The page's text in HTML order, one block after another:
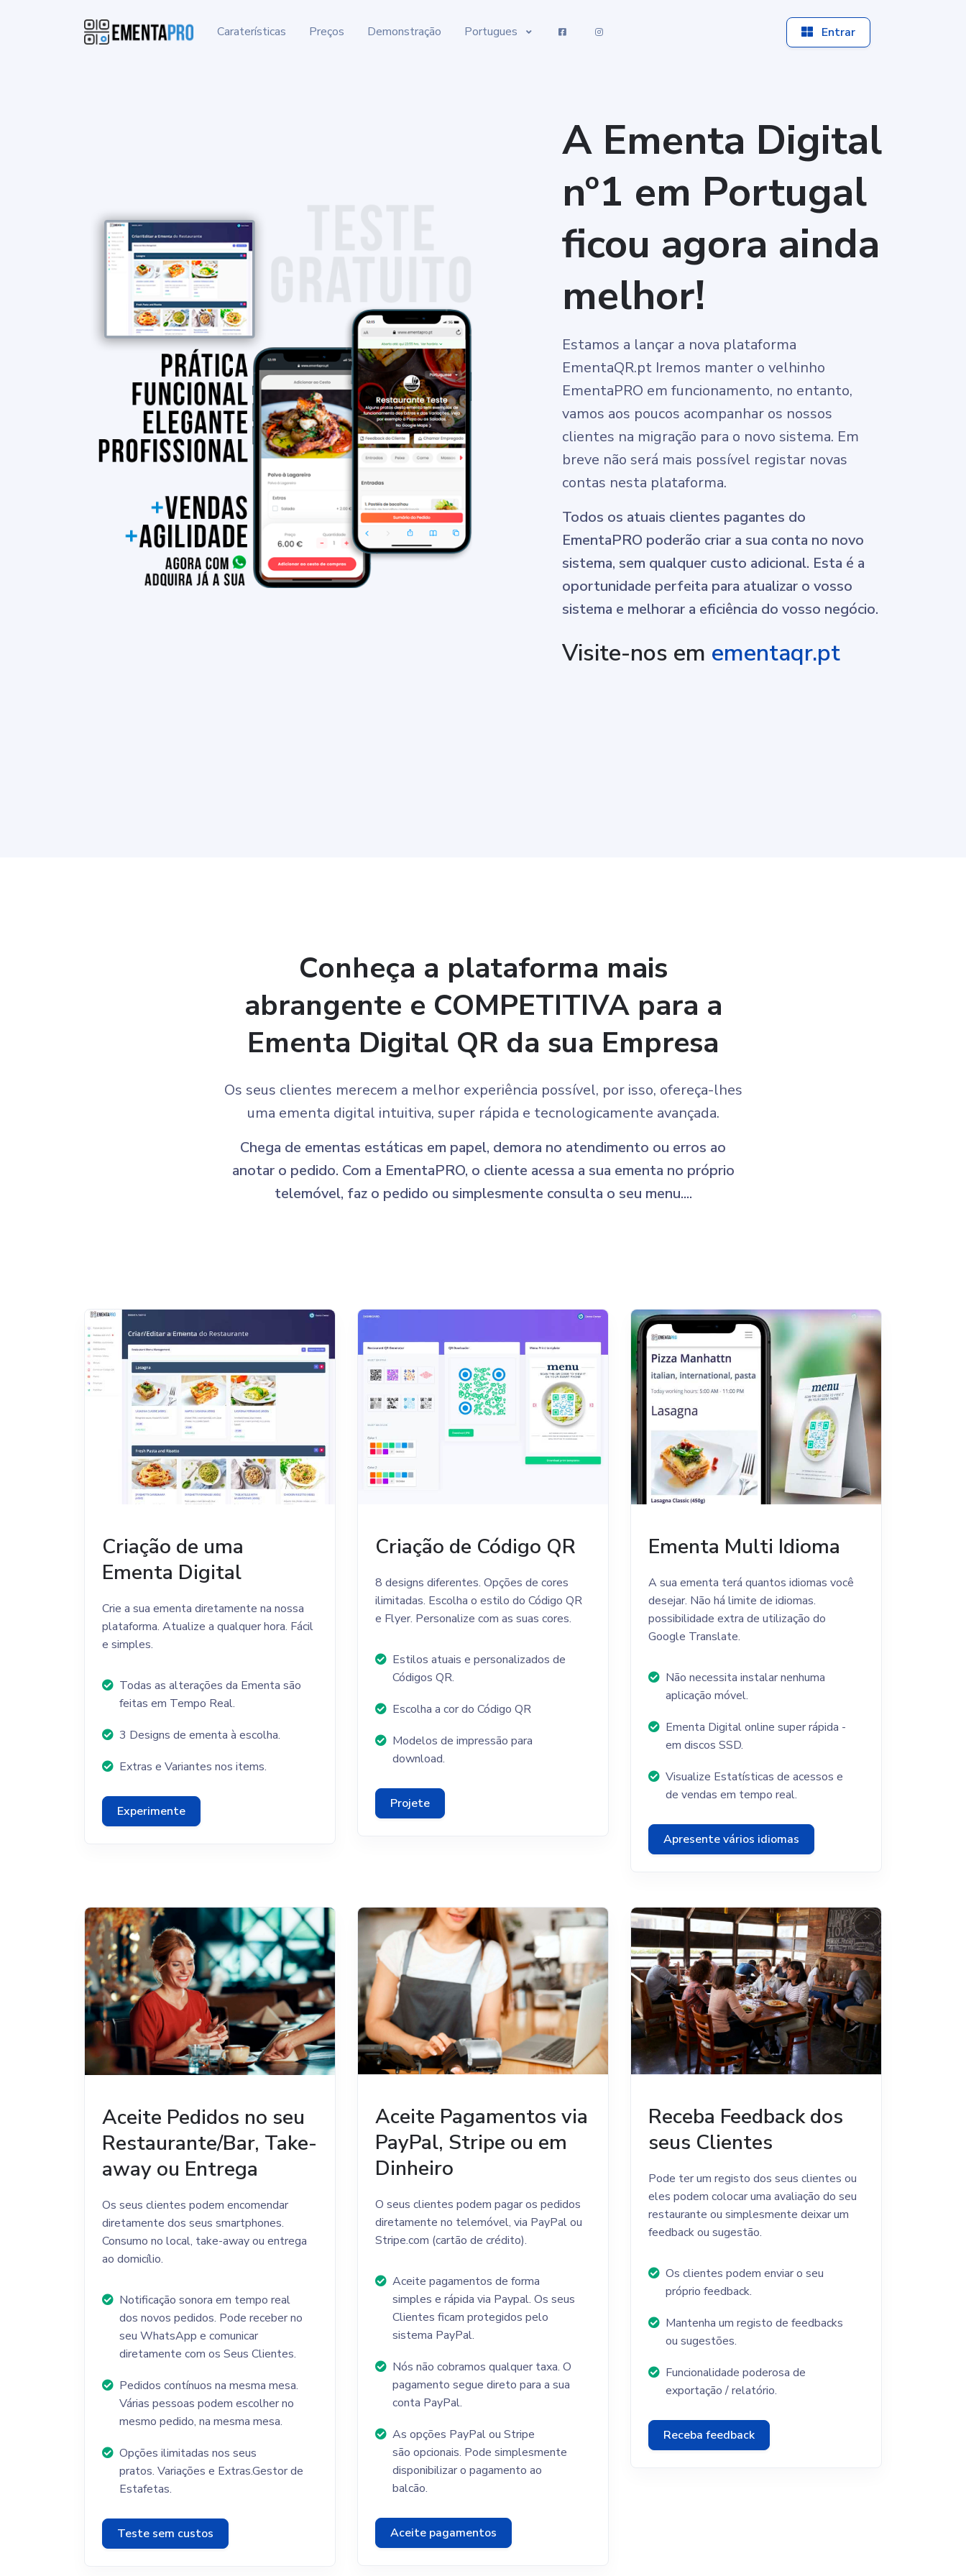
Caraterísticas Preços Demonstração Portugues Entrar
A Ementa Digital
nº1 em Portugal
ficou agora ainda
melhor!
Estamos a lançar a nova plataforma
EmentaQR.pt Iremos manter o velhinho
EmentaPRO em funcionamento, no entanto,
vamos aos poucos acompanhar os nossos
clientes na migração para o novo sistema. Em
breve não será mais possível registar novas
contas nesta plataforma.
Todos os atuais clientes pagantes do
EmentaPRO poderão criar a sua conta no novo
sistema, sem qualquer custo adicional. Esta é a
oportunidade perfeita para atualizar o vosso
sistema e melhorar a eficiência do vosso negócio.
Visite-nos em ementaqr.pt
Conheça a plataforma mais
abrangente e COMPETITIVA para a
Ementa Digital QR da sua Empresa
Os seus clientes merecem a melhor experiência possível, por isso, ofereça-lhes
uma ementa digital intuitiva, super rápida e tecnologicamente avançada.
Chega de ementas estáticas em papel, demora no atendimento ou erros ao
anotar o pedido. Com a EmentaPRO, o cliente acessa a sua ementa no próprio
telemóvel, faz o pedido ou simplesmente consulta o seu menu....
Criação de uma
Ementa Digital
Crie a sua ementa diretamente na nossa
plataforma. Atualize a qualquer hora. Fácil
e simples.
Todas as alterações da Ementa são
feitas em Tempo Real.
3 Designs de ementa à escolha.
Extras e Variantes nos items.
Experimente
Criação de Código QR
8 designs diferentes. Opções de cores
ilimitadas. Escolha o estilo do Código QR
e Flyer. Personalize com as suas cores.
Estilos atuais e personalizados de
Códigos QR.
Escolha a cor do Código QR
Modelos de impressão para
download.
Projete
Ementa Multi Idioma
A sua ementa terá quantos idiomas você
desejar. Não há limite de idiomas.
possibilidade extra de utilização do
Google Translate.
Não necessita instalar nenhuma
aplicação móvel.
Ementa Digital online super rápida -
em discos SSD.
Visualize Estatísticas de acessos e
de vendas em tempo real.
Apresente vários idiomas
Aceite Pedidos no seu
Restaurante/Bar, Take-
away ou Entrega
Os seus clientes podem encomendar
diretamente dos seus smartphones.
Consumo no local, take-away ou entrega
ao domicílio.
Notificação sonora em tempo real
dos novos pedidos. Pode receber no
seu WhatsApp e comunicar
diretamente com os Seus Clientes.
Pedidos contínuos na mesma mesa.
Várias pessoas podem escolher no
mesmo pedido, na mesma mesa.
Opções ilimitadas nos seus
pratos. Variações e Extras.Gestor de
Estafetas.
Teste sem custos
Aceite Pagamentos via
PayPal, Stripe ou em
Dinheiro
O seus clientes podem pagar os pedidos
diretamente no telemóvel, via PayPal ou
Stripe.com (cartão de crédito).
Aceite pagamentos de forma
simples e rápida via Paypal. Os seus
Clientes ficam protegidos pelo
sistema PayPal.
Nós não cobramos qualquer taxa. O
pagamento segue direto para a sua
conta PayPal.
As opções PayPal ou Stripe
são opcionais. Pode simplesmente
disponibilizar o pagamento ao
balcão.
Aceite pagamentos
Receba Feedback dos
seus Clientes
Pode ter um registo dos seus clientes ou
eles podem colocar uma avaliação do seu
restaurante ou simplesmente deixar um
feedback ou sugestão.
Os clientes podem enviar o seu
próprio feedback.
Mantenha um registo de feedbacks
ou sugestões.
Funcionalidade poderosa de
exportação / relatório.
Receba feedback